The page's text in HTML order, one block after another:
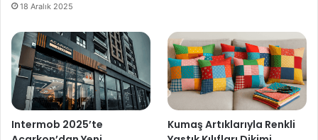
18 Aralık 2025
Intermob 2025’te
Kumaş Artıklarıyla Renkli